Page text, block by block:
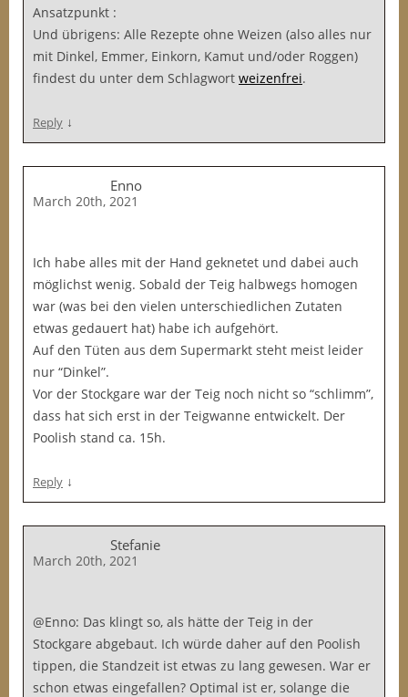
Ansatzpunkt :
Und übrigens: Alle Rezepte ohne Weizen (also alles nur
mit Dinkel, Emmer, Einkorn, Kamut und/oder Roggen)
findest du unter dem Schlagwort weizenfrei.
Reply ↓
Enno
March 20th, 2021
Ich habe alles mit der Hand geknetet und dabei auch
möglichst wenig. Sobald der Teig halbwegs homogen
war (was bei den vielen unterschiedlichen Zutaten
etwas gedauert hat) habe ich aufgehört.
Auf den Tüten aus dem Supermarkt steht meist leider
nur “Dinkel”.
Vor der Stockgare war der Teig noch nicht so “schlimm”,
dass hat sich erst in der Teigwanne entwickelt. Der
Poolish stand ca. 15h.
Reply ↓
Stefanie
March 20th, 2021
@Enno: Das klingt so, als hätte der Teig in der
Stockgare abgebaut. Ich würde daher auf den Poolish
tippen, die Standzeit ist etwas zu lang gewesen. War er
schon etwas eingefallen? Optimal ist er, solange die